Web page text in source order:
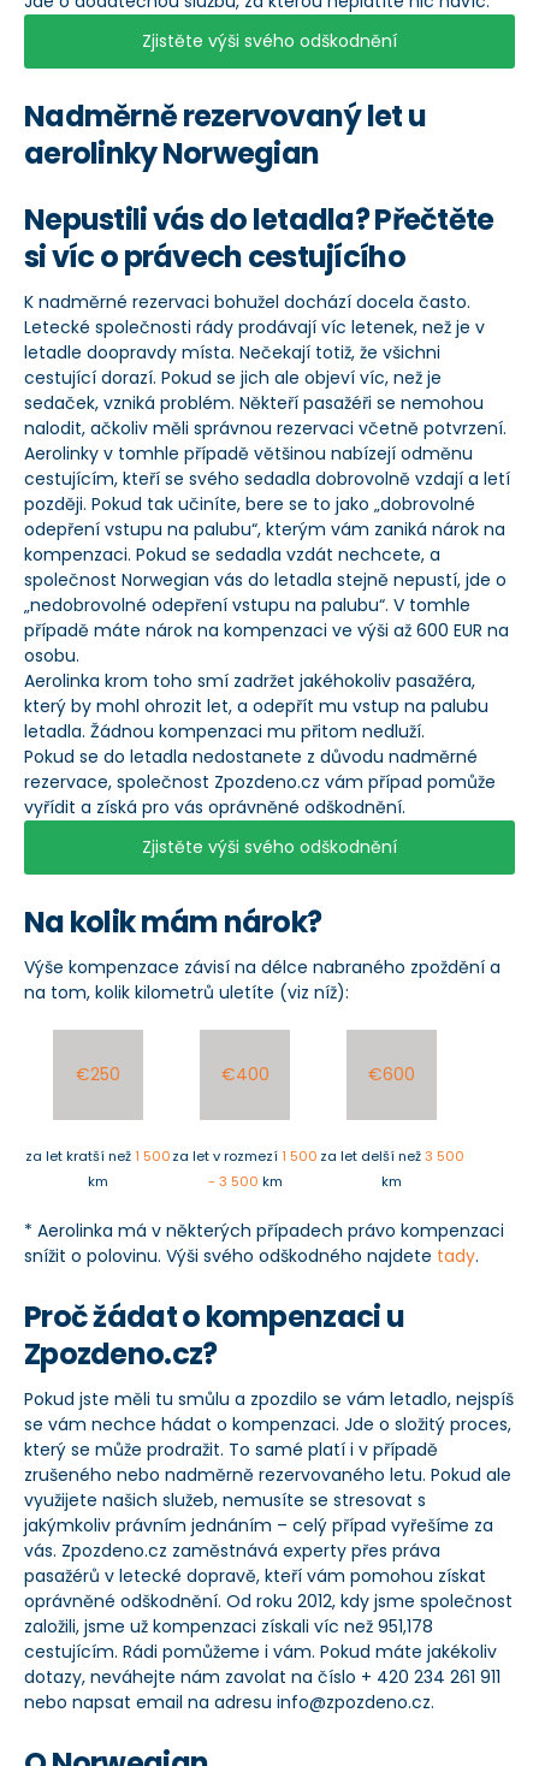
Zjistěte výši svého odškodnění
Nadměrně rezervovaný let u
aerolinky Norwegian
Nepustili vás do letadla? Přečtěte
si víc o právech cestujícího
K nadměrné rezervaci bohužel dochází docela často.
Letecké společnosti rády prodávají víc letenek, než je v
letadle doopravdy místa. Nečekají totiž, že všichni
cestující dorazí. Pokud se jich ale objeví víc, než je
sedaček, vzniká problém. Někteří pasažéři se nemohou
nalodit, ačkoliv měli správnou rezervaci včetně potvrzení.
Aerolinky v tomhle případě většinou nabízejí odměnu
cestujícím, kteří se svého sedadla dobrovolně vzdají a letí
později. Pokud tak učiníte, bere se to jako „dobrovolné
odepření vstupu na palubu“, kterým vám zaniká nárok na
kompenzaci. Pokud se sedadla vzdát nechcete, a
společnost Norwegian vás do letadla stejně nepustí, jde o
„nedobrovolné odepření vstupu na palubu“. V tomhle
případě máte nárok na kompenzaci ve výši až 600 EUR na
osobu.
Aerolinka krom toho smí zadržet jakéhokoliv pasažéra,
který by mohl ohrozit let, a odepřít mu vstup na palubu
letadla. Žádnou kompenzaci mu přitom nedluží.
Pokud se do letadla nedostanete z důvodu nadměrné
rezervace, společnost Zpozdeno.cz vám případ pomůže
vyřídit a získá pro vás oprávněné odškodnění.
Zjistěte výši svého odškodnění
Na kolik mám nárok?
Výše kompenzace závisí na délce nabraného zpoždění a
na tom, kolik kilometrů uletíte (viz níž):
€250
za let kratší než1 500
km
€400
za let v rozmezí1 500
- 3 500 km
€600
za let delší než3 500
km
* Aerolinka má v některých případech právo kompenzaci
snížit o polovinu. Výši svého odškodného najdete tady.
Proč žádat o kompenzaci u
Zpozdeno.cz?
Pokud jste měli tu smůlu a zpozdilo se vám letadlo, nejspíš
se vám nechce hádat o kompenzaci. Jde o složitý proces,
který se může prodražit. To samé platí i v případě
zrušeného nebo nadměrně rezervovaného letu. Pokud ale
využijete našich služeb, nemusíte se stresovat s
jakýmkoliv právním jednáním – celý případ vyřešíme za
vás. Zpozdeno.cz zaměstnává experty přes práva
pasažérů v letecké dopravě, kteří vám pomohou získat
oprávněné odškodnění. Od roku 2012, kdy jsme společnost
založili, jsme už kompenzaci získali víc než 951,178
cestujícím. Rádi pomůžeme i vám. Pokud máte jakékoliv
dotazy, neváhejte nám zavolat na číslo + 420 234 261 911
nebo napsat email na adresu info@zpozdeno.cz.